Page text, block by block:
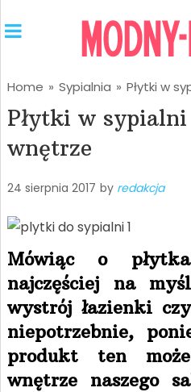
Home » Sypialnia » Płytki w
Płytki w sypialni
wnętrze
24 sierpnia 2017 by redakcja
Mówiąc o
najczęściej na
wystrój łazienki
niepotrzebnie,
produkt ten
wnętrze naszego